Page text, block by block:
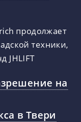
продолжает
техники,
JHLIFT
на
в Твери